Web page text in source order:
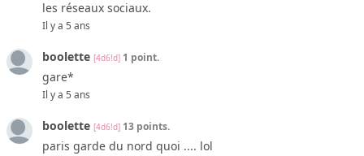
les réseaux sociaux.
Il y a 5 ans
boolette [4d6!d] 1 point.
gare*
Il y a 5 ans
boolette [4d6!d] 13 points.
paris garde du nord quoi .... lol